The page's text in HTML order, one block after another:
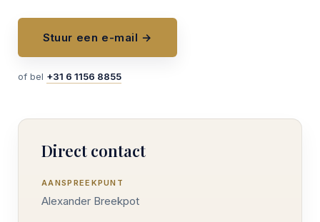
Stuur een e-mail →
of bel +31 6 1156 8855
Direct contact
AANSPREEKPUNT
Alexander Breekpot